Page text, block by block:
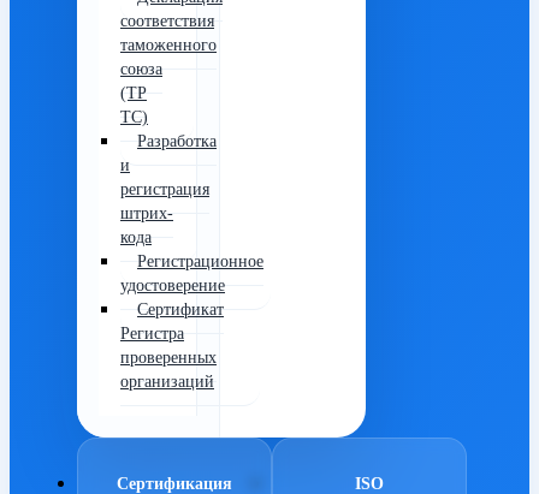
соответствия
таможенного
союза
(ТР
ТС)
Разработка
и
регистрация
штрих-
кода
Регистрационное
удостоверение
Сертификат
Регистра
проверенных
организаций
Сертификация ISO